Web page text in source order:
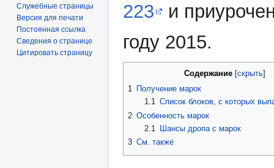
223
и
году 2015.
Содержание
1 Получение марок
1.1 Список блоков, с которых
2 Особенность марок
2.1
Шансы дропа с марок
3 См. также
Служебные страницы
Версия для печати
Постоянная ссылка
Сведения о странице
Цитировать страницу